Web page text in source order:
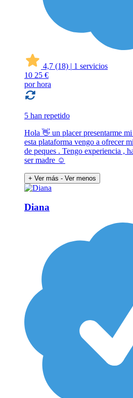
4,7 (18) | 1 servicios
10 25 €
por hora
5 han repetido
Hola 👋 un placer presentarme
esta plataforma vengo a ofrecer
de peques . Tengo experiencia ,
ser madre ☺️
+ Ver más - Ver menos
Diana